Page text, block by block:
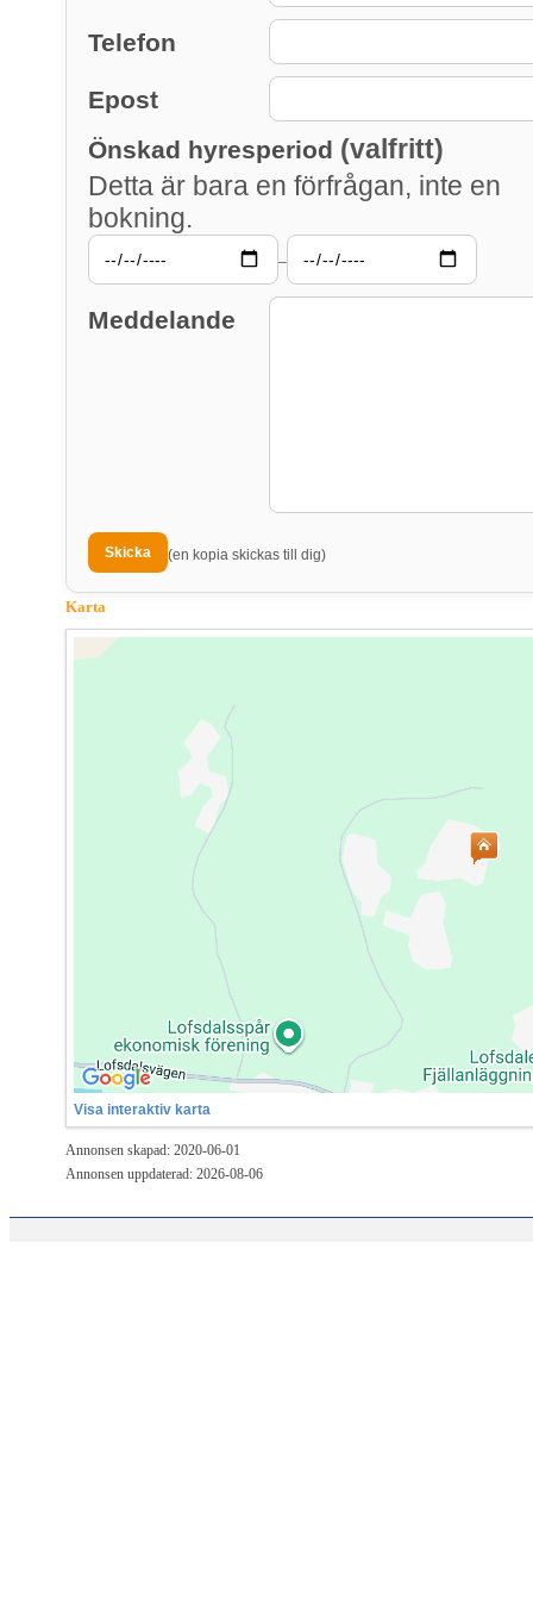
Telefon
Epost
Önskad hyresperiod (valfritt)
Detta är bara en förfrågan, inte en
bokning.
–
Meddelande
(en kopia skickas till dig)
Karta
Visa interaktiv karta
Annonsen skapad: 2020-06-01
Annonsen uppdaterad: 2026-08-06